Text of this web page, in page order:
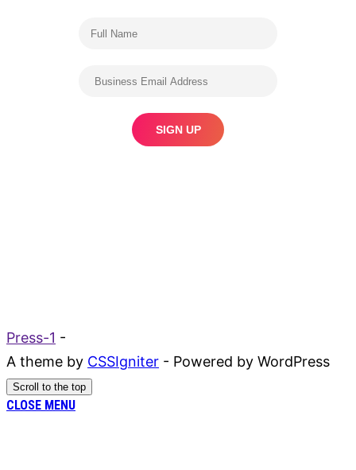
Press-1 -
A theme by CSSIgniter - Powered by WordPress
Scroll to the top
CLOSE MENU